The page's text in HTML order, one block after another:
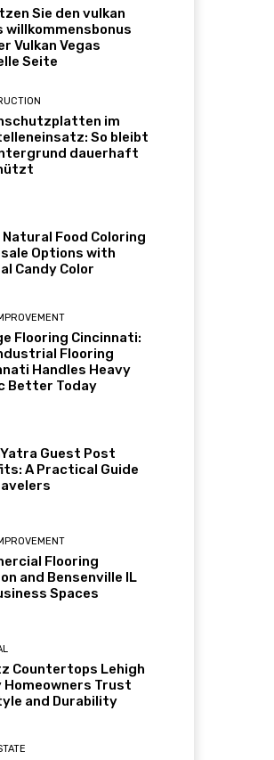
Sie den vulkan
willkommensbonus
Vulkan Vegas
Seite
im
So bleibt
dauerhaft
Natural Food Coloring
Options with
Candy Color
Flooring Cincinnati:
Flooring
Handles Heavy
Better Today
Guest Post
A Practical Guide
Flooring
and Bensenville IL
Spaces
Countertops Lehigh
Homeowners Trust
and Durability